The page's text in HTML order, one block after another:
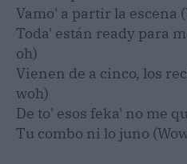
Vamo' a partir la escena
Toda' están ready para
oh)
Vienen de a cinco, los
woh)
De to' esos feka' no me
Tu combo ni lo juno